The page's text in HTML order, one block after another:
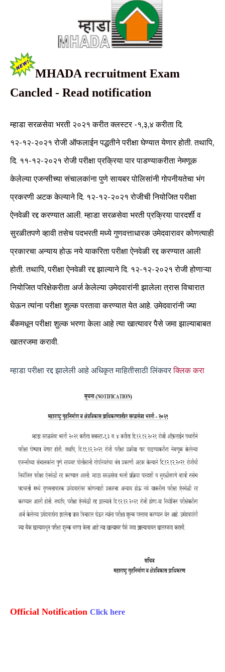
MHADA recruitment Exam
Cancled - Read notification
म्हाडा सरळसेवा भरती २०२१ करीत क्लस्टर -१,३,४ करीता दि.
१२-१२-२०२१ रोजी ऑफलाईन पद्धतीने परीक्षा घेण्यात येणार होती. तथापि,
दि. ११-१२-२०२१ रोजी परीक्षा प्रक्रिया पार पाडण्याकरीता नेमणूक
केलेल्या एजन्सीच्या संचालकांना पुणे सायबर पोलिसांनी गोपनीयतेचा भंग
प्रकरणी अटक केल्याने दि. १२-१२-२०२१ रोजीची नियोजित परीक्षा
ऐनवेळी रद्द करण्यात आली. म्हाडा सरळसेवा भरती प्रक्रिया पारदर्शी व
सुरळीतपणे व्हावी तसेच पदभरती मध्ये गुणवत्ताधारक उमेदवारावर कोणत्याही
प्रकारचा अन्याय होऊ नये याकरिता परीक्षा ऐनवेळी रद्द करण्यात आली
होती. तथापि, परीक्षा ऐनवेळी रद्द झाल्याने दि. १२-१२-२०२१ रोजी होणाऱ्या
नियोजित परिक्षेकरीता अर्ज केलेल्या उमेदवारांनी झालेला त्रास विचारात
घेऊन त्यांना परीक्षा शुल्क परतावा करण्यात येत आहे. उमेदवारांनी ज्या
बँकमधून परीक्षा शुल्क भरणा केला आहे त्या खात्यावर पैसे जमा झाल्याबाबत
खातरजमा करावी.
म्हाडा परीक्षा रद्द झालेली आहे अधिकृत माहितीसाठी लिंकवरक्लिक करा
Official Notification Click here